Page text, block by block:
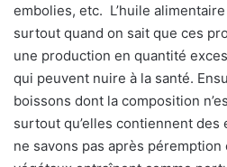
embolies, etc. L’huile
surtout quand on sait que ces
une production en quantité
qui peuvent nuire à la santé.
boissons dont la composition
surtout qu’elles contiennent des
ne savons pas après